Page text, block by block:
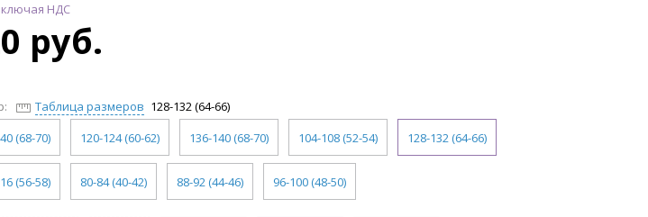
НДС
руб.
Таблица размеров 128-132 (64-66)
(68-70)
120-124 (60-62) 136-140 (68-70) 104-108 (52-54) 128-132 (64-66)
(56-58) 80-84 (40-42) 88-92 (44-46) 96-100 (48-50)